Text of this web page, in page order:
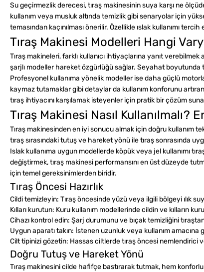
Su geçirmezlik derecesi, tıraş makinesinin suya karşı ne
kullanım veya musluk altında temizlik gibi senaryolar için
temasından kaçınılması önerilir. Özellikle ıslak kullanımı
Tıraş Makinesi Modelleri Hangi
Tıraş makineleri, farklı kullanıcı ihtiyaçlarına yanıt
şarjlı modeller hareket özgürlüğü sağlar. Seyahat boyutunda
Profesyonel kullanıma yönelik modeller ise daha güçlü
kaymaz tutamaklar gibi detaylar da kullanım konforunu
tıraş ihtiyacını karşılamak isteyenler için pratik bir çözüm
Tıraş Makinesi Nasıl Kullanılmalı?
Tıraş makinesinden en iyi sonucu almak için doğru kullanım
tıraş sırasındaki tutuş ve hareket yönü ile tıraş sonrasında
Islak kullanıma uygun modellerde köpük veya jel kullanımı
değiştirmek, tıraş makinesi performansını en üst düzeyde
için temel gereksinimlerden biridir.
Tıraş Öncesi Hazırlık
Cildi temizleyin: Tıraş öncesinde yüzü veya ilgili bölgeyi ılık
Kılları kurutun: Kuru kullanım modellerinde cildin ve kılların
Cihazı kontrol edin: Şarj durumunu ve bıçak temizliğini
Uygun aparatı takın: İstenen uzunluk veya kullanım amacına
Cilt tipinizi gözetin: Hassas ciltlerde tıraş öncesi nemlendirici
Doğru Tutuş ve Hareket Yönü
Tıraş makinesini cilde hafifçe bastırarak tutmak, hem